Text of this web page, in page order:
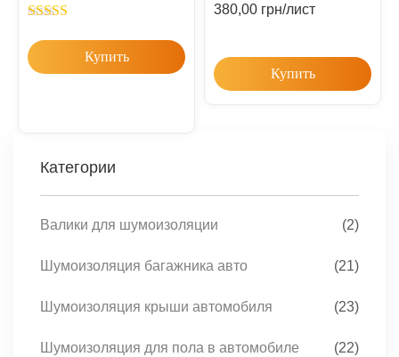
Категории
Валики для шумоизоляции (2)
Шумоизоляция багажника авто (21)
Шумоизоляция крыши автомобиля (23)
Шумоизоляция для пола в автомобиле (22)
out of 5
Купить
380,00 грн/лист
Купить